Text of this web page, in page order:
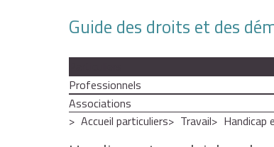
Guide des droits et des
Professionnels
Associations
Accueil particuliers
Travail Handicap